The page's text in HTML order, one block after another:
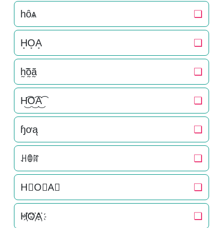
һȏѧ ❏
H͙O͙A͙ ❏
h̰̃õ̰ã̰ ❏
H͜͡O͜͡A͜͡ ❏
ɧơą ❏
ꃅꂦꍏ ❏
H⃟O⃟A⃟ ❏
H҉O҉A҉ ❏